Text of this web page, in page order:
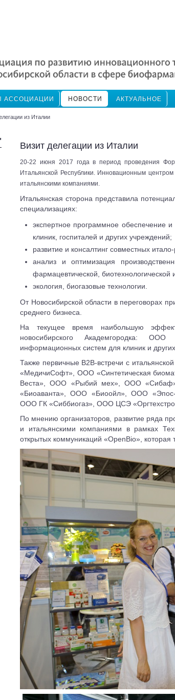
АССОЦИАЦИИ НОВОСТИ АКТУАЛЬНОЕ
из Италии
Визит делегации из Италии
20-22 июня 2017 года в период проведения
Итальянской Республики. Инновационным
итальянскими компаниями.
Итальянская сторона представила
специализациях:
экспертное программное обеспечение
клиник, госпиталей и других учреждений;
развитие и консалтинг совместных
анализ и оптимизация
фармацевтической, биотехнологической
экология, биогазовые технологии.
От Новосибирской области в переговорах
среднего бизнеса.
На текущее время наибольшую
новосибирского Академгородка:
информационных систем для клиник и
Также первичные В2В-встречи с
«МедичиСофт», ООО «Синтетическая
Веста», ООО «Рыбий мех», ООО
«Биоаванта», ООО «Биоойл», ООО
ООО ГК «Сиббиогаз», ООО ЦСЭ
По мнению организаторов, развитие ряда
и итальянскими компаниями в рамках
открытых коммуникаций «OpenBio», которая